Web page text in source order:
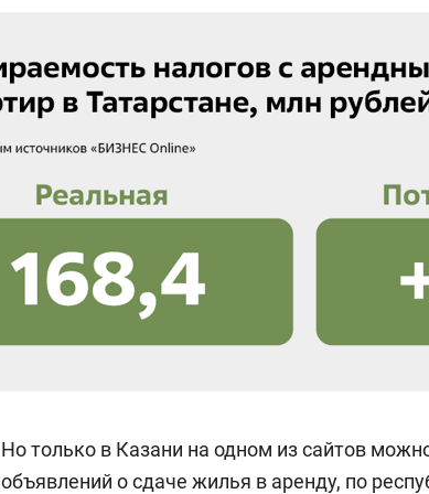
Но только в Казани на одном из сайтов
объявлений о сдаче жилья в аренду, по